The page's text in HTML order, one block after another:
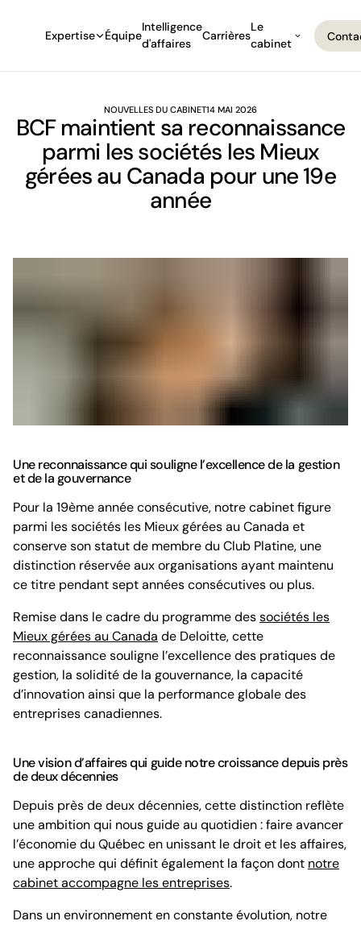
Expertise Équipe
Intelligence
d'affaires
Carrières
Le
cabinet
NOUVELLES DU CABINET14 MAI 2026
BCF maintient sa reconnaissance
parmi les sociétés les Mieux
gérées au Canada pour une 19e
année
Une reconnaissance qui souligne l’excellence de la gestion
et de la gouvernance
Pour la 19ème année consécutive, notre cabinet figure
parmi les sociétés les Mieux gérées au Canada et
conserve son statut de membre du Club Platine, une
distinction réservée aux organisations ayant maintenu
ce titre pendant sept années consécutives ou plus.
Remise dans le cadre du programme dessociétés les
Mieux gérées au Canada de Deloitte, cette
reconnaissance souligne l’excellence des pratiques de
gestion, la solidité de la gouvernance, la capacité
d’innovation ainsi que la performance globale des
entreprises canadiennes.
Une vision d’affaires qui guide notre croissance depuis près
de deux décennies
Depuis près de deux décennies, cette distinction reflète
une ambition qui nous guide au quotidien : faire avancer
l’économie du Québec en unissant le droit et les affaires,
une approche qui définit également la façon dont notre
cabinet accompagne les entreprises.
Dans un environnement en constante évolution, notre